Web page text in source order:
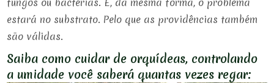
estará no substrato. Pelo que as providências também
são válidas.
Saiba como cuidar de orquídeas, controlando
a umidade você saberá quantas vezes regar: